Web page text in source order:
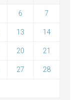
6 7
13 14
20 21
27 28